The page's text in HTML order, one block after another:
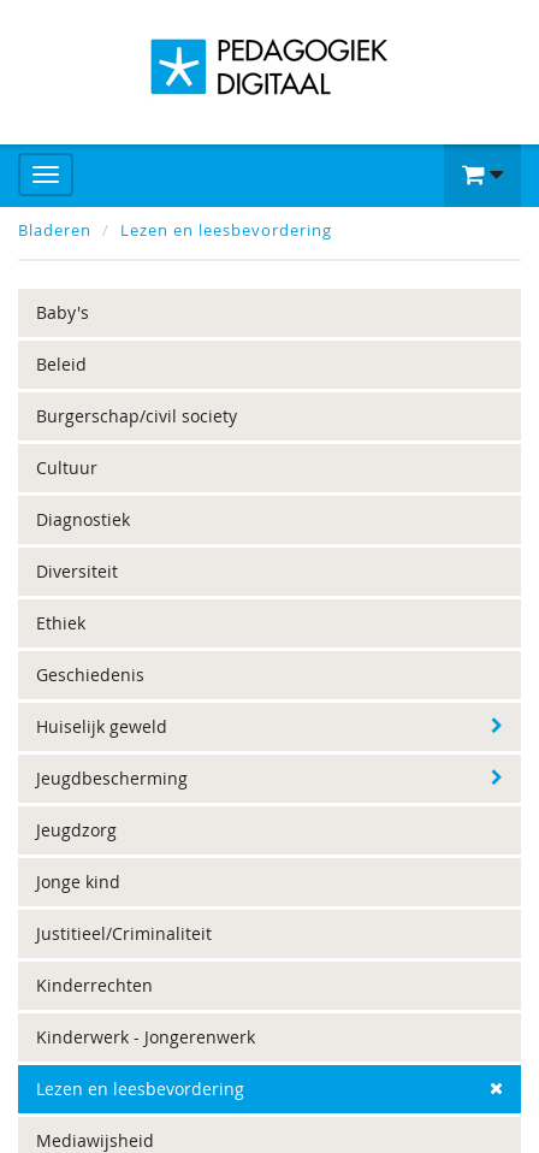
Bladeren Lezen en leesbevordering
Baby's
Beleid
Burgerschap/civil society
Cultuur
Diagnostiek
Diversiteit
Ethiek
Geschiedenis
Huiselijk geweld
Jeugdbescherming
Jeugdzorg
Jonge kind
Justitieel/Criminaliteit
Kinderrechten
Kinderwerk - Jongerenwerk
Lezen en leesbevordering
Mediawijsheid